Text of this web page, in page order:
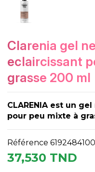
clarenia gel nettoyant
eclaircissant
grasse 200 ml
CLARENIA est un
pour peu mixte à
Référence
37,530 TND